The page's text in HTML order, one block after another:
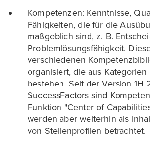
Kompetenzen: Kenntnisse,
Fähigkeiten, die für die
maßgeblich sind, z. B.
Problemlösungsfähigkeit.
verschiedenen
organisiert, die aus
bestehen. Seit der Version 1H
SuccessFactors sind
Funktion "Center of
werden aber weiterhin als
von Stellenprofilen betrachtet.